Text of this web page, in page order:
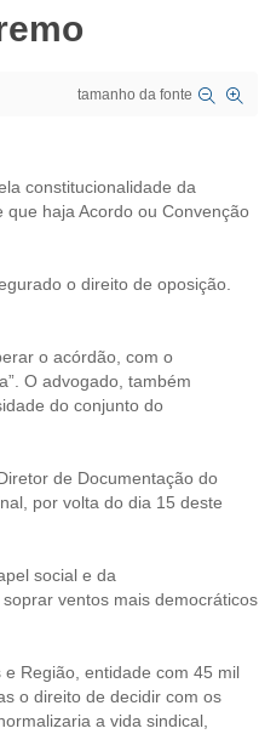
tamanho da fonte
constitucionalidade da
haja Acordo ou Convenção
o direito de oposição.
o acórdão, com o
O advogado, também
do conjunto do
de Documentação do
por volta do dia 15 deste
social e da
ventos mais democráticos
Região, entidade com 45 mil
o direito de decidir com os
a vida sindical,